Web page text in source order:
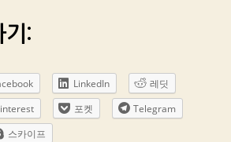
기:
LinkedIn
레딧
포켓
Telegram
스카이프